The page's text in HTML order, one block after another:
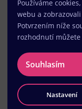
Používáme
webu a
Potvrzením níže
rozhodnutí
Souhlasím
Nastavení